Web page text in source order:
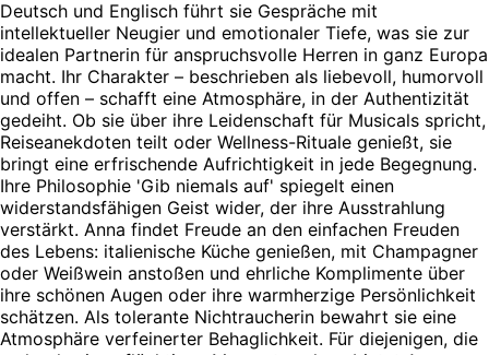
Deutsch und Englisch führt sie Gespräche mit
intellektueller Neugier und emotionaler Tiefe, was sie zur
idealen Partnerin für anspruchsvolle Herren in ganz Europa
macht. Ihr Charakter – beschrieben als liebevoll, humorvoll
und offen – schafft eine Atmosphäre, in der Authentizität
gedeiht. Ob sie über ihre Leidenschaft für Musicals spricht,
Reiseanekdoten teilt oder Wellness-Rituale genießt, sie
bringt eine erfrischende Aufrichtigkeit in jede Begegnung.
Ihre Philosophie 'Gib niemals auf' spiegelt einen
widerstandsfähigen Geist wider, der ihre Ausstrahlung
verstärkt. Anna findet Freude an den einfachen Freuden
des Lebens: italienische Küche genießen, mit Champagner
oder Weißwein anstoßen und ehrliche Komplimente über
ihre schönen Augen oder ihre warmherzige Persönlichkeit
schätzen. Als tolerante Nichtraucherin bewahrt sie eine
Atmosphäre verfeinerter Behaglichkeit. Für diejenigen, die